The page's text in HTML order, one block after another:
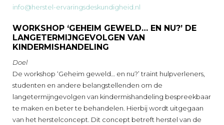
info@herstel-ervaringsdeskundigheid.nl
WORKSHOP ‘GEHEIM GEWELD… EN NU?’ DE
LANGETERMIJNGEVOLGEN VAN
KINDERMISHANDELING
Doel
De workshop ‘Geheim geweld… en nu?’ traint hulpverleners,
studenten en andere belangstellenden om de
langetermijngevolgen van kindermishandeling bespreekbaar
te maken en beter te behandelen. Hierbij wordt uitgegaan
van het herstelconcept. Dit concept betreft herstel van de